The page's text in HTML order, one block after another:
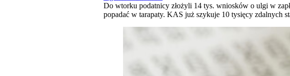
Do wtorku podatnicy złożyli 14 tys. wniosków o ulgi w
popadać w tarapaty. KAS już szykuje 10 tysięcy zdalnych